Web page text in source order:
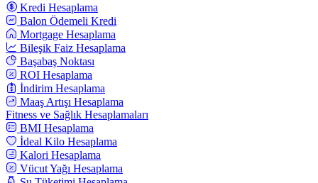
Kredi Hesaplama
Balon Ödemeli Kredi
Mortgage Hesaplama
Bileşik Faiz Hesaplama
Başabaş Noktası
ROI Hesaplama
İndirim Hesaplama
Maaş Artışı Hesaplama
Fitness ve Sağlık Hesaplamaları
BMI Hesaplama
İdeal Kilo Hesaplama
Kalori Hesaplama
Vücut Yağı Hesaplama